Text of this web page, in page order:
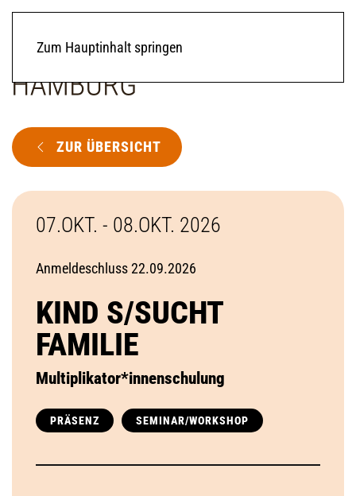
Zum Hauptinhalt springen
ZUR ÜBERSICHT
07.OKT. - 08.OKT. 2026
Anmeldeschluss 22.09.2026
KIND S/SUCHT
FAMILIE
Multiplikator*innenschulung
PRÄSENZ SEMINAR/WORKSHOP